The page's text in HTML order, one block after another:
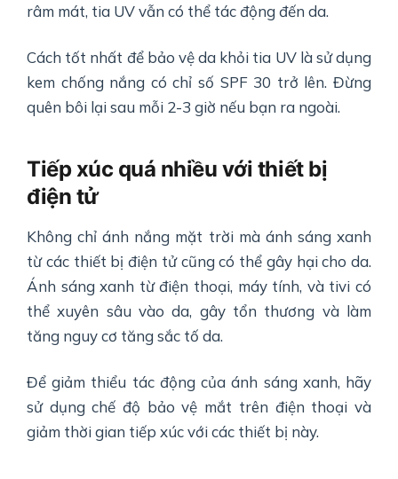
râm mát, tia UV vẫn có thể tác động đến da.
Cách tốt nhất để bảo vệ da khỏi tia UV là sử dụng
kem chống nắng có chỉ số SPF 30 trở lên. Đừng
quên bôi lại sau mỗi 2-3 giờ nếu bạn ra ngoài.
Tiếp xúc quá nhiều với thiết bị
điện tử
Không chỉ ánh nắng mặt trời mà ánh sáng xanh
từ các thiết bị điện tử cũng có thể gây hại cho da.
Ánh sáng xanh từ điện thoại, máy tính, và tivi có
thể xuyên sâu vào da, gây tổn thương và làm
tăng nguy cơ tăng sắc tố da.
Để giảm thiểu tác động của ánh sáng xanh, hãy
sử dụng chế độ bảo vệ mắt trên điện thoại và
giảm thời gian tiếp xúc với các thiết bị này.